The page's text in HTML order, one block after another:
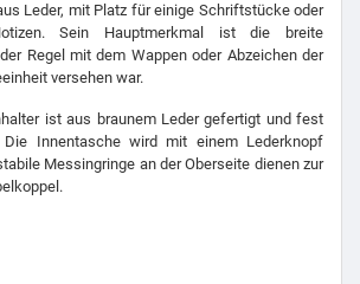
Leder, mit Platz für einige Schriftstücke oder
Sein Hauptmerkmal ist die breite
Regel mit dem Wappen oder Abzeichen der
versehen war.
ist aus braunem Leder gefertigt und fest
Innentasche wird mit einem Lederknopf
Messingringe an der Oberseite dienen zur